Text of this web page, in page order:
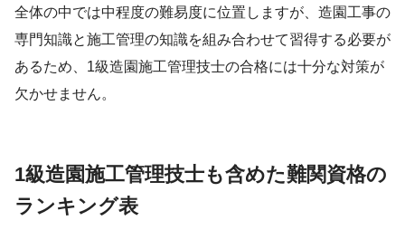
全体の中では中程度の難易度に位置しますが、造園工事の
専門知識と施工管理の知識を組み合わせて習得する必要が
あるため、1級造園施工管理技士の合格には十分な対策が
欠かせません。
1級造園施工管理技士も含めた難関資格の
ランキング表